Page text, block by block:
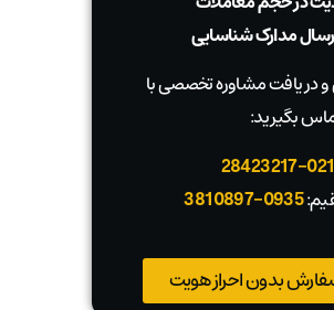
مدارک شناسایی
مشاوره تخصصی با
بگیرید:
021-28423217
0935-3810897
بدون احراز هویت